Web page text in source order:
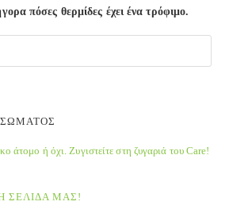
πόσες θερμίδες έχει ένα τρόφιμο.
άτομο ή όχι. Ζυγιστείτε στη ζυγαριά του Care!
ΣΕΛΙΔΑ ΜΑΣ!